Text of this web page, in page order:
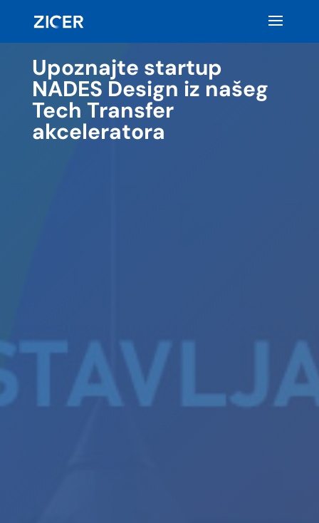
Upoznajte startup
NADES Design iz našeg
Tech Transfer
akceleratora